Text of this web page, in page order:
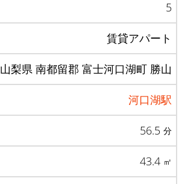
5
賃貸アパート
山梨県 南都留郡 富士河口湖町 勝山
河口湖駅
56.5 分
43.4 ㎡